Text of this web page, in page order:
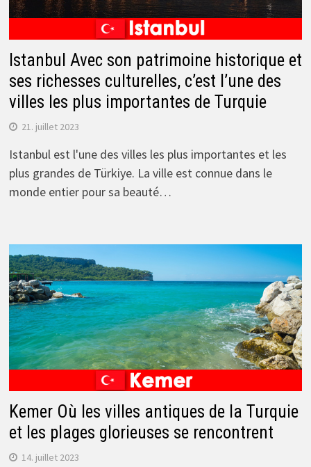
Istanbul Avec son patrimoine historique et
ses richesses culturelles, c’est l’une des
villes les plus importantes de Turquie
21. juillet 2023
Istanbul est l'une des villes les plus importantes et les
plus grandes de Türkiye. La ville est connue dans le
monde entier pour sa beauté…
Kemer Où les villes antiques de la Turquie
et les plages glorieuses se rencontrent
14. juillet 2023